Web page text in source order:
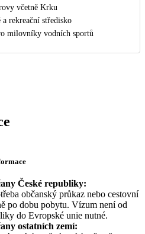
včetně Krku
a rekreační středisko
milovníky vodních sportů
České republiky:
občanský průkaz nebo cestovní
po dobu pobytu. Vízum není od
do Evropské unie nutné.
ostatních zemí: